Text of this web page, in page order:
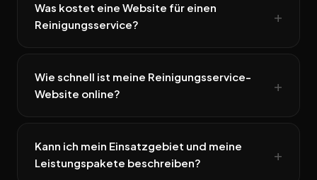
Was kostet eine Website für einen
Reinigungsservice?
Wie schnell ist meine Reinigungsservice-
Website online?
Kann ich mein Einsatzgebiet und meine
Leistungspakete beschreiben?